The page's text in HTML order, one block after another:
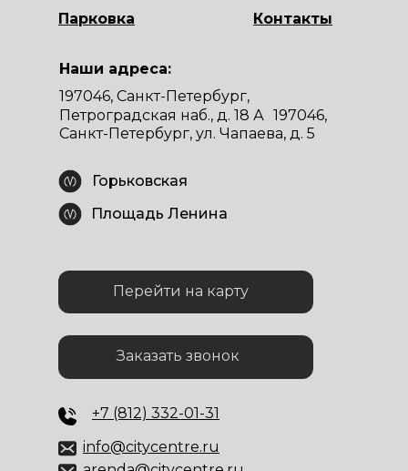
Наши адреса:
197046, Санкт-Петербург,
Петроградская наб., д. 18 А 197046,
Санкт-Петербург, ул. Чапаева, д. 5
+7 (812) 332-01-31
info@citycentre.ru
Парковка Контакты
Горьковская
Площадь Ленина
Заказать звонок
Перейти на карту